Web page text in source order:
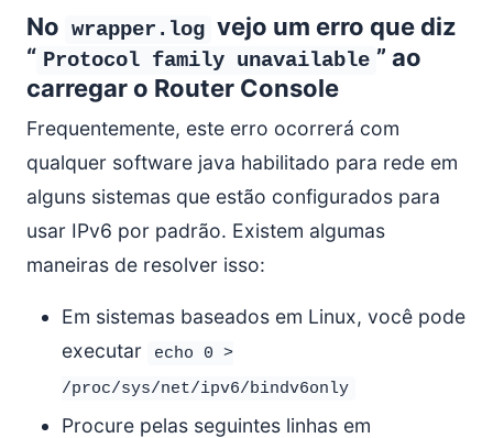
No wrapper.log vejo um erro que diz
“ Protocol family unavailable ” ao
carregar o Router Console
Frequentemente, este erro ocorrerá com
qualquer software java habilitado para rede em
alguns sistemas que estão configurados para
usar IPv6 por padrão. Existem algumas
maneiras de resolver isso:
Em sistemas baseados em Linux, você pode
executar
echo 0 >
/proc/sys/net/ipv6/bindv6only
Procure pelas seguintes linhas em